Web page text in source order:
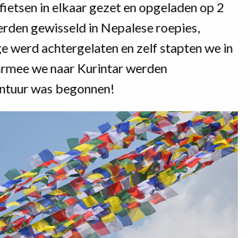
in elkaar gezet en opgeladen op 2
gewisseld in Nepalese roepies,
werd achtergelaten en zelf stapten we in
we naar Kurintar werden
was begonnen!